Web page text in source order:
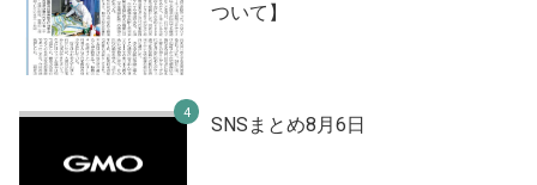
ついて】
SNSまとめ8月6日